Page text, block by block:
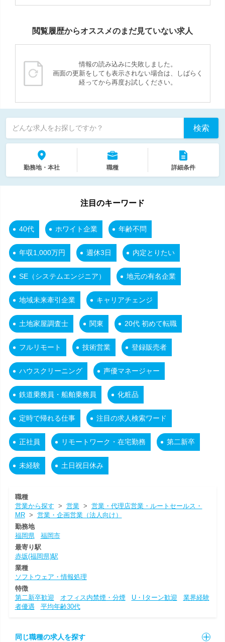
閲覧履歴からオススメのまだ見ていない求人
情報の読み込みに失敗しました。
画面の更新をしても表示されない場合は、しばらく
経ってから再度お試しください。
どんな求人をお探しですか？ 検索
勤務地・本社 職種 詳細条件
注目のキーワード
40代 ホワイト企業 年齢不問
年収1,000万円 週休3日 内定とりたい
SE（システムエンジニア） 地元の有名企業
地域未来牽引企業 キャリアチェンジ
土地家屋調査士 関東 20代 初めて転職
フルリモート 技術営業 登録販売者
ハウスクリーニング 声優マネージャー
鉄道乗務員・船舶乗務員 化粧品
定時で帰れる仕事 注目の求人検索ワード
正社員 リモートワーク・在宅勤務 第二新卒
未経験 土日祝日休み
職種
営業から探す > 営業> 営業・代理店営業・ルートセールス・
MR> 営業・企画営業（法人向け）
勤務地
福岡県
福岡市
最寄り駅
赤坂(福岡県)駅
業種
ソフトウェア・情報処理
特徴
第二新卒歓迎
オフィス内禁煙・分煙 U・Iターン歓迎
業界経験
者優遇
平均年齢30代
同じ職種の求人を探す